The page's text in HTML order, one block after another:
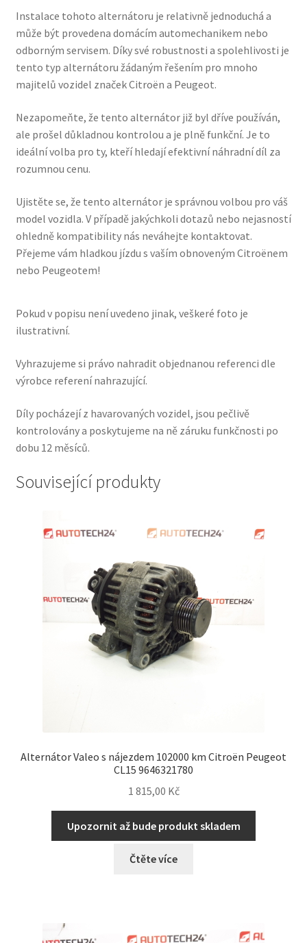
Instalace tohoto alternátoru je relativně jednoduchá a
může být provedena domácím automechanikem nebo
odborným servisem. Díky své robustnosti a spolehlivosti je
tento typ alternátoru žádaným řešením pro mnoho
majitelů vozidel značek Citroën a Peugeot.
Nezapomeňte, že tento alternátor již byl dříve používán,
ale prošel důkladnou kontrolou a je plně funkční. Je to
ideální volba pro ty, kteří hledají efektivní náhradní díl za
rozumnou cenu.
Ujistěte se, že tento alternátor je správnou volbou pro váš
model vozidla. V případě jakýchkoli dotazů nebo nejasností
ohledně kompatibility nás neváhejte kontaktovat.
Přejeme vám hladkou jízdu s vaším obnoveným Citroënem
nebo Peugeotem!
Pokud v popisu není uvedeno jinak, veškeré foto je
ilustrativní.
Vyhrazujeme si právo nahradit objednanou referenci dle
výrobce referení nahrazující.
Díly pocházejí z havarovaných vozidel, jsou pečlivě
kontrolovány a poskytujeme na ně záruku funkčnosti po
dobu 12 měsíců.
Související produkty
Alternátor Valeo s nájezdem 102000 km Citroën Peugeot
CL15 9646321780
1 815,00 Kč
Upozornit až bude produkt skladem
Čtěte více